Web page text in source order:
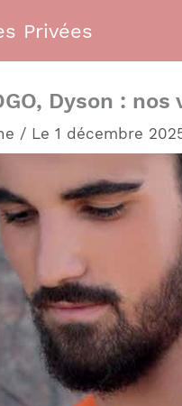
Privées
Dyson :
/ Le 1 décembre